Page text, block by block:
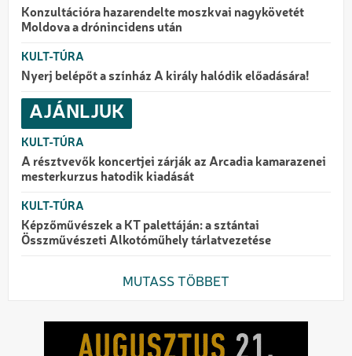
Konzultációra hazarendelte moszkvai nagykövetét
Moldova a drónincidens után
KULT-TÚRA
Nyerj belépőt a színház A király halódik előadására!
AJÁNLJUK
KULT-TÚRA
A résztvevők koncertjei zárják az Arcadia kamarazenei
mesterkurzus hatodik kiadását
KULT-TÚRA
Képzőművészek a KT palettáján: a sztántai
Összművészeti Alkotóműhely tárlatvezetése
MUTASS TÖBBET